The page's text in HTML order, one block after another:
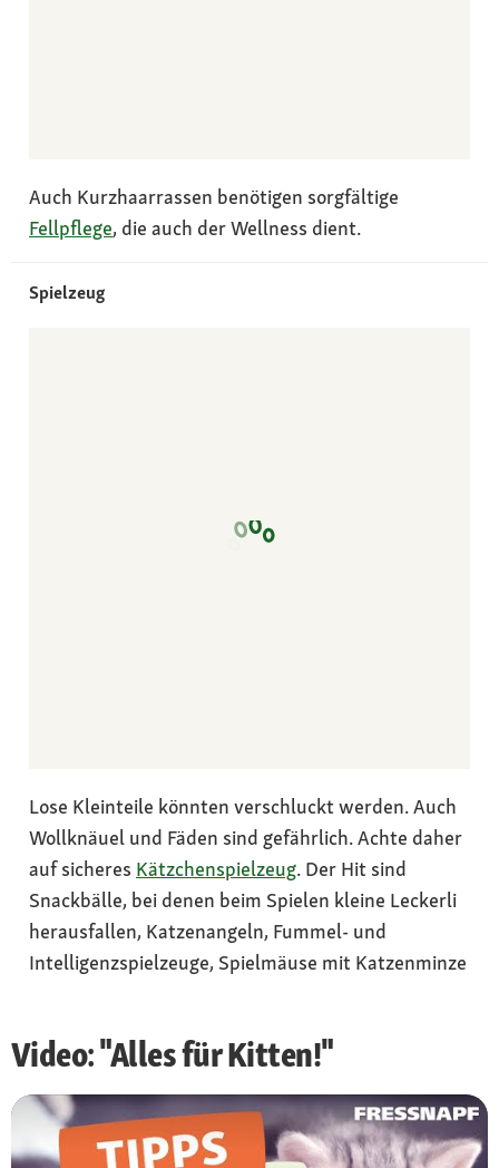
Auch Kurzhaarrassen benötigen sorgfältige
Fellpflege, die auch der Wellness dient.
Spielzeug
Lose Kleinteile könnten verschluckt werden. Auch
Wollknäuel und Fäden sind gefährlich. Achte daher
auf sicheres Kätzchenspielzeug. Der Hit sind
Snackbälle, bei denen beim Spielen kleine Leckerli
herausfallen, Katzenangeln, Fummel- und
Intelligenzspielzeuge, Spielmäuse mit Katzenminze
Video: "Alles für Kitten!"